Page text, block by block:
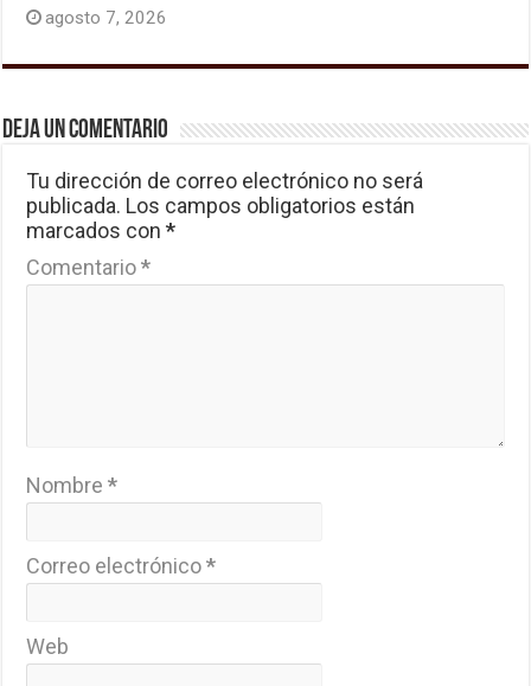
agosto 7, 2026
Deja un comentario
Tu dirección de correo electrónico no será
publicada. Los campos obligatorios están
marcados con*
Comentario*
Nombre*
Correo electrónico*
Web